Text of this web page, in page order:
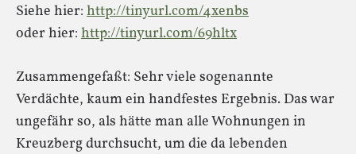
Siehe hier: http://tinyurl.com/4xenbs
oder hier: http://tinyurl.com/69hltx
Zusammengefaßt: Sehr viele sogenannte
Verdächte, kaum ein handfestes Ergebnis. Das war
ungefähr so, als hätte man alle Wohnungen in
Kreuzberg durchsucht, um die da lebenden